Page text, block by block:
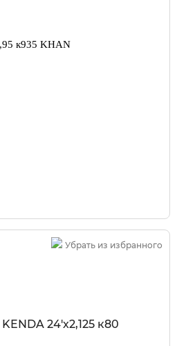
к935 KHAN
Убрать из избранного